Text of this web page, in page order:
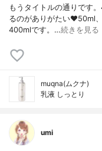
もうタイトルの通りです
るのがありがたい❤️50ml
400mlです。…続きを見る
muqna(ムクナ)
乳液 しっとり
umi